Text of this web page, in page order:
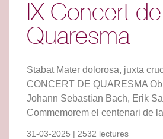
IX Concert de
Quaresma
Stabat Mater dolorosa, juxta
CONCERT DE QUARESMA
Johann Sebastian Bach, Erik
Commemorem el centenari de
31-03-2025 | 2532 lectures